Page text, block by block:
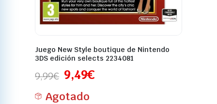
Juego New Style boutique de Nintendo
3DS edición selects 2234081
9,99€ 9,49€
Agotado